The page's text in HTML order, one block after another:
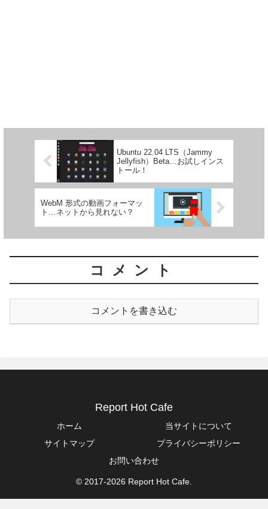
Ubuntu 22.04 LTS（Jammy
Jellyfish）Beta…お試しインス
トール！
WebM 形式の動画フォーマッ
ト…ネットから見れない？
コメント
コメントを書き込む
Report Hot Cafe
ホーム
当サイトについて
サイトマップ
プライバシーポリシー
お問い合わせ
© 2017-2026 Report Hot Cafe.